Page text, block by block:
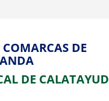
DE
DE CALATAYUD